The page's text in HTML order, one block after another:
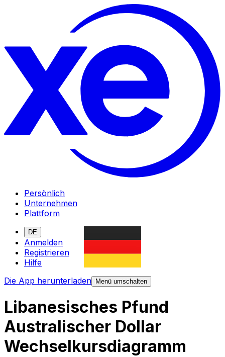
Persönlich
Unternehmen
Plattform
DE
Anmelden
Registrieren
Hilfe
Die App herunterladen
Menü umschalten
Libanesisches Pfund
Australischer Dollar
Wechselkursdiagramm